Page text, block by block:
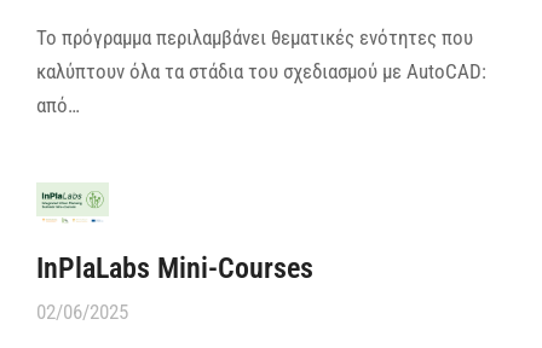
Το πρόγραμμα περιλαμβάνει θεματικές ενότητες που
καλύπτουν όλα τα στάδια του σχεδιασμού με AutoCAD:
από…
InPlaLabs Mini-Courses
02/06/2025